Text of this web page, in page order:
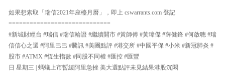
如果想索取「瑞信2021年座檯月曆」，即上 cswarrants.com 登記
=============================
#新城財經台 #瑞信 #瑞信輪證 #繼續開市 #黃師傅 #黃瑋傑 #薛健鋒 #何啟聰 #瑞
信信心之選 #阿里巴巴 #騰訊 #美團點評 #港交所 #中國平保 #小米 #新冠肺炎 #
股市 #ATMX #恆生指數 #同股不同權 #匯控 #匯豐
日 星期三 | 螞蟻上市暫緩阿里急挫 美大選點評未見結果港股沉悶